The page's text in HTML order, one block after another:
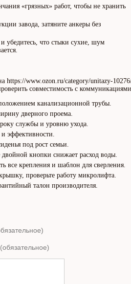
«грязных» работ, чтобы не хранить
завода, затяните анкеры без
убедитесь, что стыки сухие, шум
https://www.ozon.ru/category/unitazy-
совместимость с
канализационной трубы.
дверного проема.
службы и уровню ухода.
эффективности.
под рост семьи.
кнопки снижает расход воды.
все крепления и шаблон для сверления.
проверьте работу микролифта.
талон производителя.